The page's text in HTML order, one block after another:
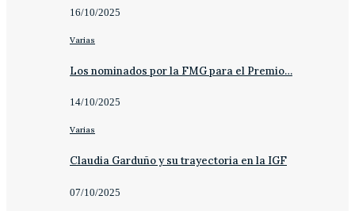
16/10/2025
Varias
Los nominados por la FMG para el Premio…
14/10/2025
Varias
Claudia Garduño y su trayectoria en la IGF
07/10/2025